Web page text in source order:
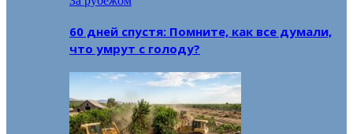
60 дней спустя: Помните, как все думали,
что умрут с голоду?